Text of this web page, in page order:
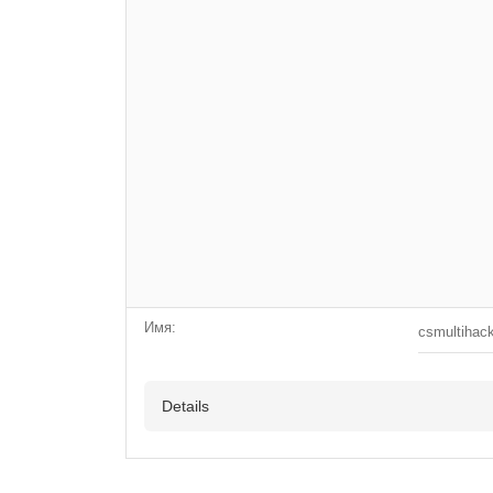
Имя:
Details